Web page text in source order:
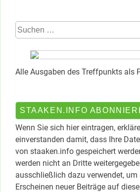
Suchen
nach:
Alle Ausgaben des Treffpunkts als
STAAKEN.INFO
Wenn Sie sich hier eintragen,
einverstanden damit, dass Ihre
von staaken.info gespeichert
werden nicht an Dritte
ausschließlich dazu verwendet, um
Erscheinen neuer Beiträge auf